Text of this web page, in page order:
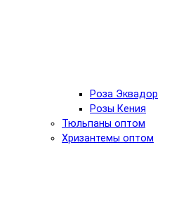
Роза Эквадор
Розы Кения
Тюльпаны оптом
Хризантемы оптом